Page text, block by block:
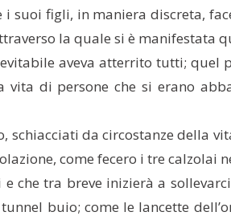
figli, in maniera discreta,
la quale si è manifestata
aveva atterrito tutti; quel
di persone che si erano
schiacciati da circostanze della
come fecero i tre calzolai
che tra breve inizierà a
buio; come le lancette